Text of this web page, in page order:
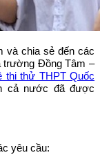
và chia sẻ đến các
trường Đồng Tâm –
thi thử THPT Quốc
cả nước đã được
yêu cầu: